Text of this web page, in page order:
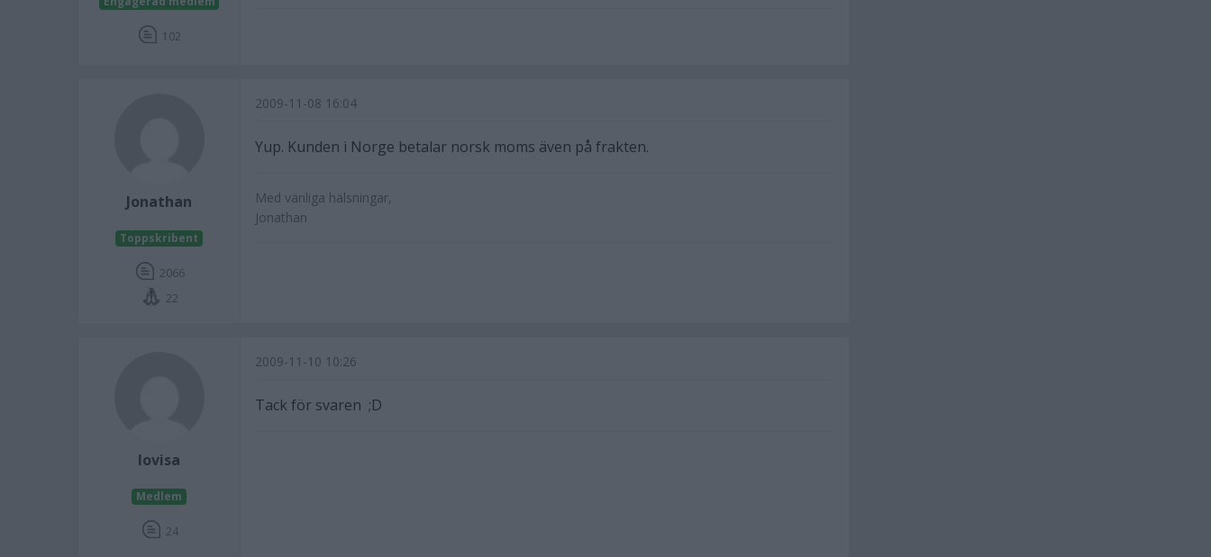
102
Jonathan
Toppskribent
2066
22
2009-11-08 16:04
Yup. Kunden i Norge betalar norsk moms även på frakten.
Med vänliga hälsningar,
Jonathan
lovisa
Medlem
24
2009-11-10 10:26
Tack för svaren ;D